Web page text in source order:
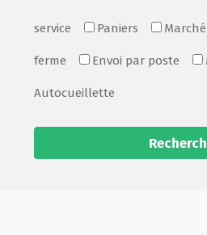
service Paniers
ferme Envoi par poste
Autocueillette